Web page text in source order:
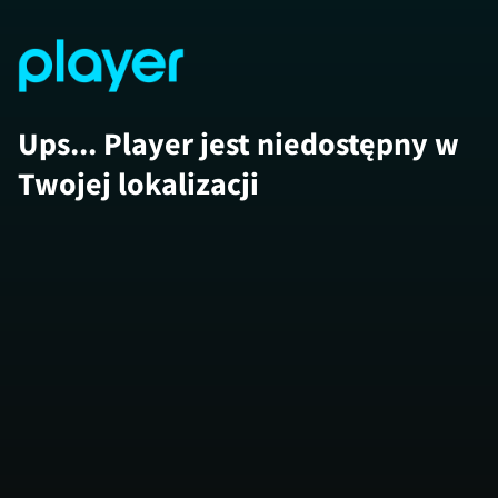
Ups... Player jest niedostępny w
Twojej lokalizacji